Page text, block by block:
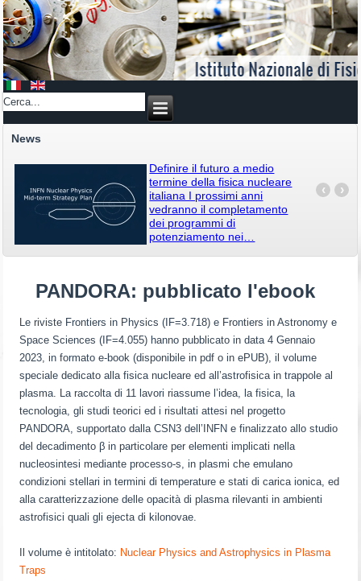
News
Definire il futuro a medio
termine della fisica nucleare
italiana I prossimi anni
vedranno il completamento
dei programmi di
potenziamento nei
›
‹
PANDORA: pubblicato l'ebook
Le riviste Frontiers in Physics (IF=3.718) e Frontiers in Astronomy e
Space Sciences (IF=4.055) hanno pubblicato in data 4 Gennaio
2023, in formato e-book (disponibile in pdf o in ePUB), il volume
speciale dedicato alla fisica nucleare ed all’astrofisica in trappole al
plasma. La raccolta di 11 lavori riassume l’idea, la fisica, la
tecnologia, gli studi teorici ed i risultati attesi nel progetto
PANDORA, supportato dalla CSN3 dell’INFN e finalizzato allo studio
del decadimento β in particolare per elementi implicati nella
nucleosintesi mediante processo-s, in plasmi che emulano
condizioni stellari in termini di temperature e stati di carica ionica, ed
alla caratterizzazione delle opacità di plasma rilevanti in ambienti
astrofisici quali gli ejecta di kilonovae.
Il volume è intitolato: Nuclear Physics and Astrophysics in Plasma
Traps